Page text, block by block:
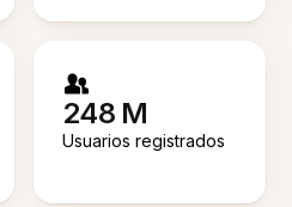
248 M
Usuarios registrados